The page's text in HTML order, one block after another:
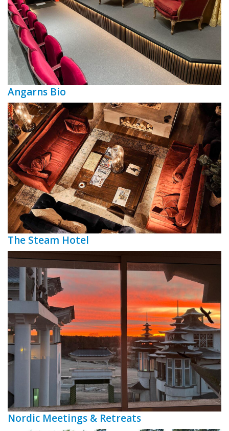
Angarns Bio
The Steam Hotel
Nordic Meetings & Retreats